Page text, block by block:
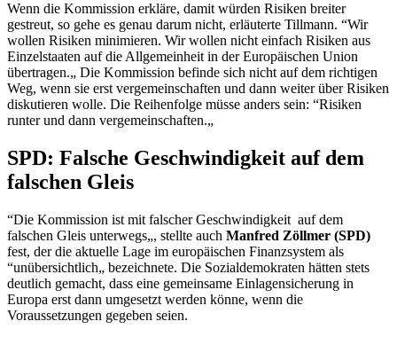
Wenn die Kommission erkläre, damit würden Risiken breiter
gestreut, so gehe es genau darum nicht, erläuterte Tillmann. “Wir
wollen Risiken minimieren. Wir wollen nicht einfach Risiken aus
Einzelstaaten auf die Allgemeinheit in der Europäischen Union
übertragen.„ Die Kommission befinde sich nicht auf dem richtigen
Weg, wenn sie erst vergemeinschaften und dann weiter über Risiken
diskutieren wolle. Die Reihenfolge müsse anders sein: “Risiken
runter und dann vergemeinschaften.„
SPD: Falsche Geschwindigkeit auf dem
falschen Gleis
“Die Kommission ist mit falscher Geschwindigkeit auf dem
falschen Gleis unterwegs„, stellte auch Manfred Zöllmer (SPD)
fest, der die aktuelle Lage im europäischen Finanzsystem als
“unübersichtlich„ bezeichnete. Die Sozialdemokraten hätten stets
deutlich gemacht, dass eine gemeinsame Einlagensicherung in
Europa erst dann umgesetzt werden könne, wenn die
Voraussetzungen gegeben seien.